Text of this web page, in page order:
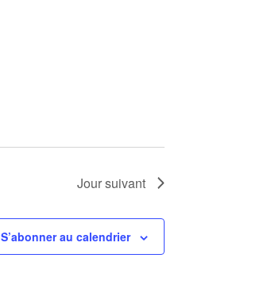
Jour suivant
S’abonner au calendrier